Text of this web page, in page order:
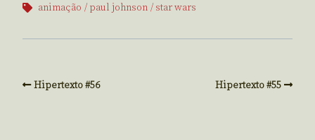
animação
paul johnson star wars
Hipertexto #56 Hipertexto #55